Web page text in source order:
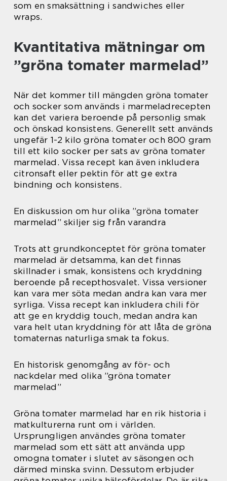
som en smaksättning i sandwiches eller
wraps.
Kvantitativa mätningar om
”gröna tomater marmelad”
När det kommer till mängden gröna tomater
och socker som används i marmeladrecepten
kan det variera beroende på personlig smak
och önskad konsistens. Generellt sett används
ungefär 1-2 kilo gröna tomater och 800 gram
till ett kilo socker per sats av gröna tomater
marmelad. Vissa recept kan även inkludera
citronsaft eller pektin för att ge extra
bindning och konsistens.
En diskussion om hur olika ”gröna tomater
marmelad” skiljer sig från varandra
Trots att grundkonceptet för gröna tomater
marmelad är detsamma, kan det finnas
skillnader i smak, konsistens och kryddning
beroende på recepthosvalet. Vissa versioner
kan vara mer söta medan andra kan vara mer
syrliga. Vissa recept kan inkludera chili för
att ge en kryddig touch, medan andra kan
vara helt utan kryddning för att låta de gröna
tomaternas naturliga smak ta fokus.
En historisk genomgång av för- och
nackdelar med olika ”gröna tomater
marmelad”
Gröna tomater marmelad har en rik historia i
matkulturerna runt om i världen.
Ursprungligen användes gröna tomater
marmelad som ett sätt att använda upp
omogna tomater i slutet av säsongen och
därmed minska svinn. Dessutom erbjuder